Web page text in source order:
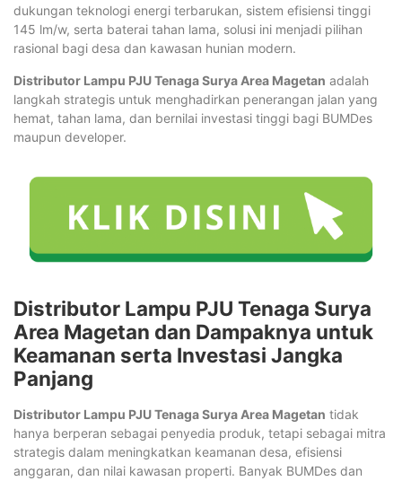
dukungan teknologi energi terbarukan, sistem efisiensi tinggi
145 lm/w, serta baterai tahan lama, solusi ini menjadi pilihan
rasional bagi desa dan kawasan hunian modern.
Distributor Lampu PJU Tenaga Surya Area Magetan adalah
langkah strategis untuk menghadirkan penerangan jalan yang
hemat, tahan lama, dan bernilai investasi tinggi bagi BUMDes
maupun developer.
Distributor Lampu PJU Tenaga Surya
Area Magetan dan Dampaknya untuk
Keamanan serta Investasi Jangka
Panjang
Distributor Lampu PJU Tenaga Surya Area Magetan tidak
hanya berperan sebagai penyedia produk, tetapi sebagai mitra
strategis dalam meningkatkan keamanan desa, efisiensi
anggaran, dan nilai kawasan properti. Banyak BUMDes dan